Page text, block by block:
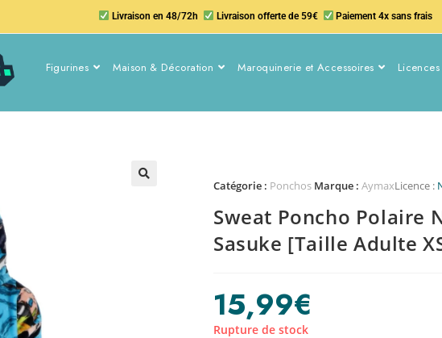
Livraison en 48/72h Livraison offerte de 59€ Paiement 4x sans frais
Figurines Maison & Décoration Maroquinerie et Accessoires
Catégorie : Ponchos Marque : AymaxLicence :
Sweat Poncho Polaire
Sasuke [Taille Adulte
15,99€
Rupture de stock